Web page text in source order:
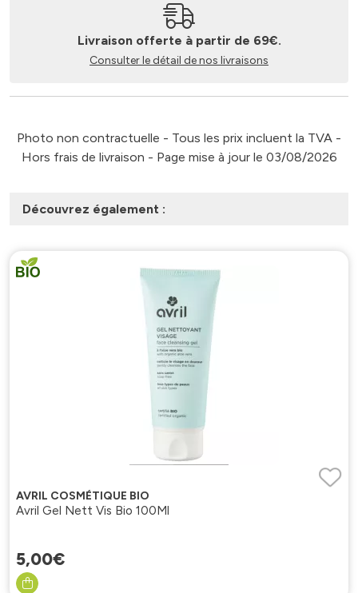
Livraison offerte à partir de 69€.
Consulter le détail de nos livraisons
Photo non contractuelle - Tous les prix incluent la TVA -
Hors frais de livraison - Page mise à jour le 03/08/2026
Découvrez également :
AVRIL COSMÉTIQUE BIO
Avril Gel Nett Vis Bio 100Ml
5,00€